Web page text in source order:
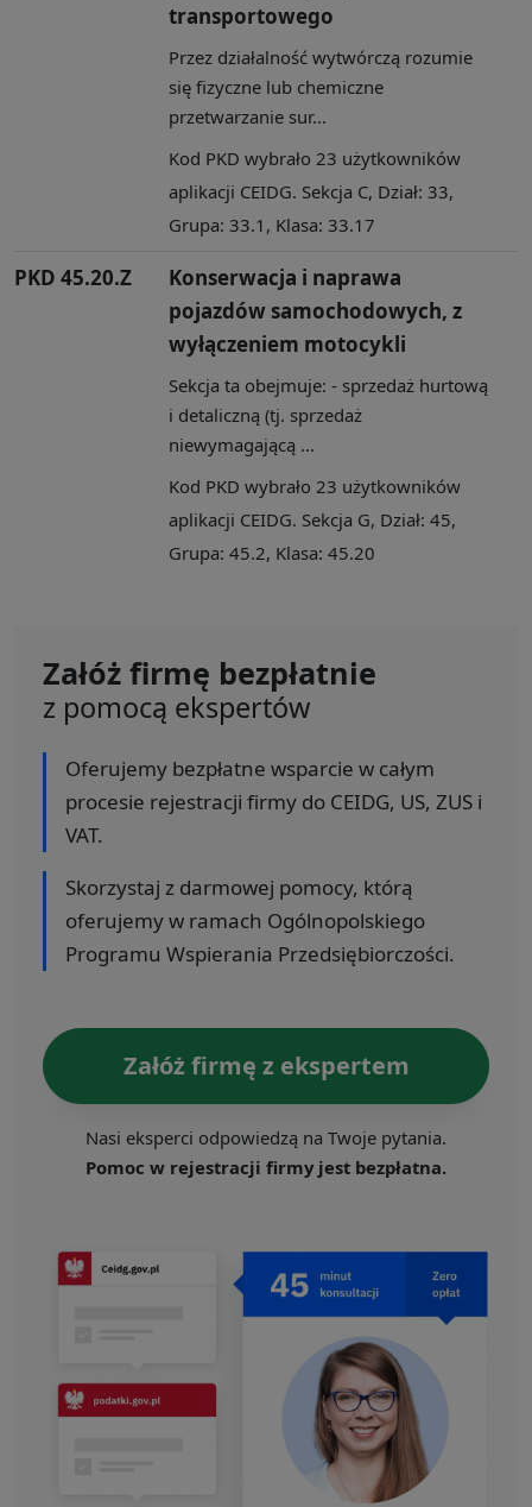
transportowego
Przez działalność wytwórczą rozumie
się fizyczne lub chemiczne
przetwarzanie sur...
Kod PKD wybrało 23 użytkowników
aplikacji CEIDG. Sekcja C, Dział: 33,
Grupa: 33.1, Klasa: 33.17
PKD 45.20.Z
Konserwacja i naprawa
pojazdów samochodowych, z
wyłączeniem motocykli
Sekcja ta obejmuje: - sprzedaż hurtową
i detaliczną (tj. sprzedaż
niewymagającą ...
Kod PKD wybrało 23 użytkowników
aplikacji CEIDG. Sekcja G, Dział: 45,
Grupa: 45.2, Klasa: 45.20
Załóż firmę bezpłatnie
z pomocą ekspertów
Oferujemy bezpłatne wsparcie w całym
procesie rejestracji firmy do CEIDG, US, ZUS i
VAT.
Skorzystaj z darmowej pomocy, którą
oferujemy w ramach Ogólnopolskiego
Programu Wspierania Przedsiębiorczości.
Załóż firmę z ekspertem
Nasi eksperci odpowiedzą na Twoje pytania.
Pomoc w rejestracji firmy jest bezpłatna.